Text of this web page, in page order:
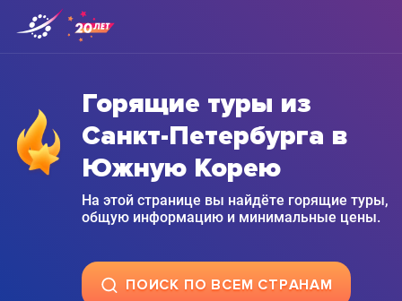
Горящие туры из
Санкт-Петербурга в
Южную Корею
На этой странице вы найдёте горящие туры,
общую информацию и минимальные цены.
ПОИСК ПО ВСЕМ СТРАНАМ